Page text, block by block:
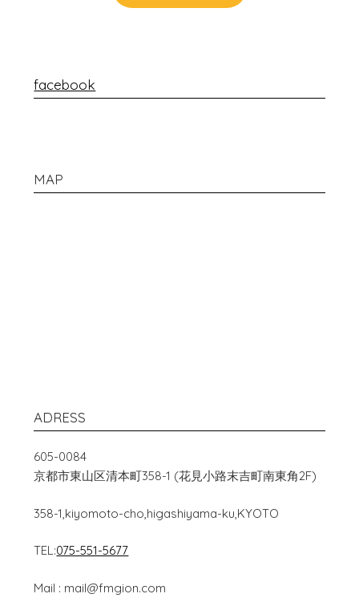
facebook
MAP
ADRESS
605-0084
京都市東山区清本町358-1 (花見小路末吉町南東角2F)
358-1,kiyomoto-cho,higashiyama-ku,KYOTO
TEL:075-551-5677
Mail : mail@fmgion.com